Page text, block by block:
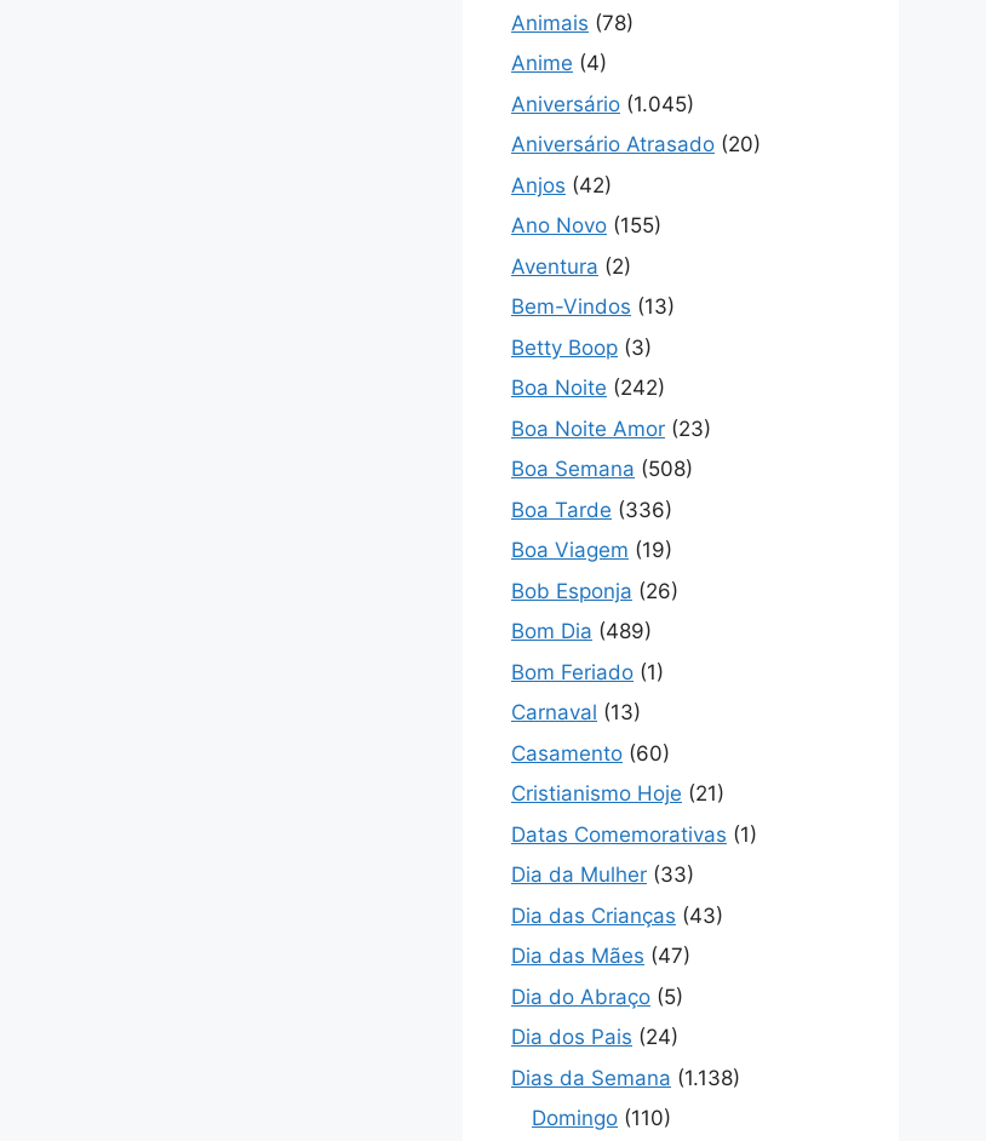
Animais (78)
Anime (4)
Aniversário (1.045)
Aniversário Atrasado (20)
Anjos (42)
Ano Novo (155)
Aventura (2)
Bem-Vindos (13)
Betty Boop (3)
Boa Noite (242)
Boa Noite Amor (23)
Boa Semana (508)
Boa Tarde (336)
Boa Viagem (19)
Bob Esponja (26)
Bom Dia (489)
Bom Feriado (1)
Carnaval (13)
Casamento (60)
Cristianismo Hoje (21)
Datas Comemorativas (1)
Dia da Mulher (33)
Dia das Crianças (43)
Dia das Mães (47)
Dia do Abraço (5)
Dia dos Pais (24)
Dias da Semana (1.138)
Domingo (110)